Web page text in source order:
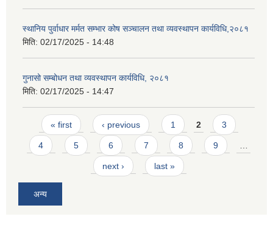
स्थानिय पुर्वाधार मर्मत सम्भार कोष सञ्चालन तथा व्यवस्थापन कार्यविधि,२०८१
मिति: 02/17/2025 - 14:48
गुनासो सम्बोधन तथा व्यवस्थापन कार्यविधि, २०८१
मिति: 02/17/2025 - 14:47
Pages
« first ‹ previous 1 2 3
4 5 6 7 8 9
next › last »
अन्य